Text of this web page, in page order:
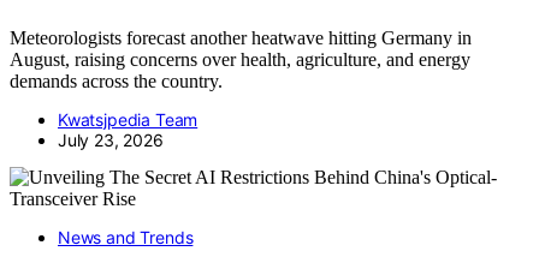
Meteorologists forecast another heatwave hitting Germany in
August, raising concerns over health, agriculture, and energy
demands across the country.
Kwatsjpedia Team
July 23, 2026
News and Trends